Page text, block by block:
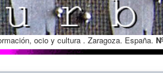
ocio y cultura . Zaragoza. España.